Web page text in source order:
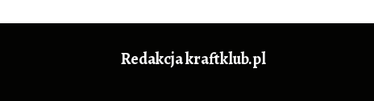
Redakcja kraftklub.pl